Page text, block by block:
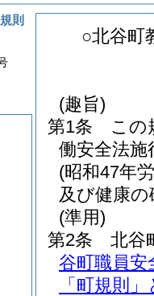
○北谷町
(趣旨)
第1条
この
働安全法施
(昭和47年
及び健康
(準用)
第2条
北谷
谷町職員安
「町規則
則